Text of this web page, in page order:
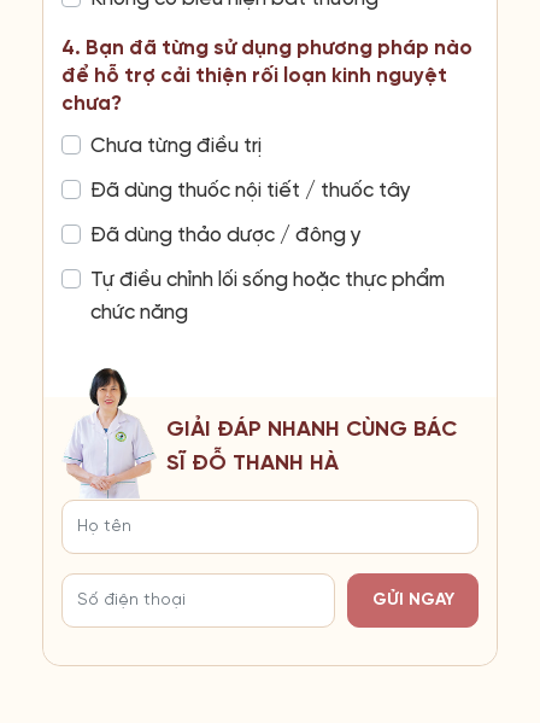
4. Bạn đã từng sử dụng phương pháp nào
để hỗ trợ cải thiện rối loạn kinh nguyệt
chưa?
Chưa từng điều trị
Đã dùng thuốc nội tiết / thuốc tây
Đã dùng thảo dược / đông y
Tự điều chỉnh lối sống hoặc thực phẩm
chức năng
GIẢI ĐÁP NHANH CÙNG BÁC
SĨ ĐỖ THANH HÀ
GỬI NGAY